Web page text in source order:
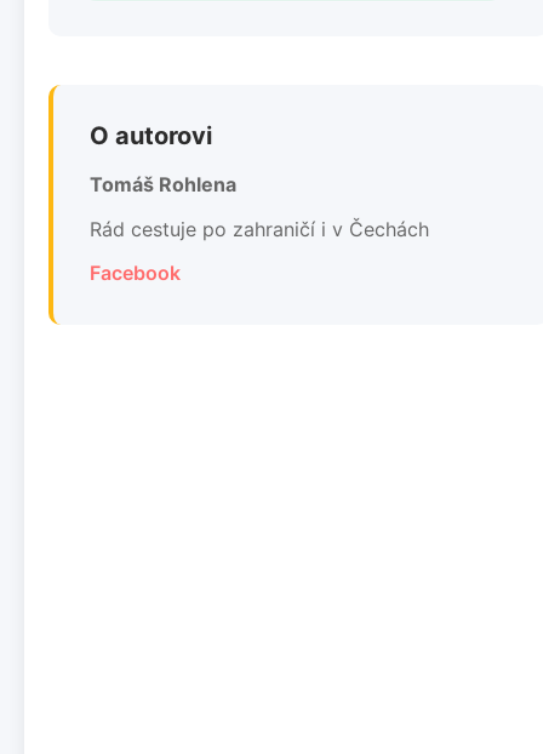
O autorovi
Tomáš Rohlena
Rád cestuje po zahraničí i v Čechách
Facebook